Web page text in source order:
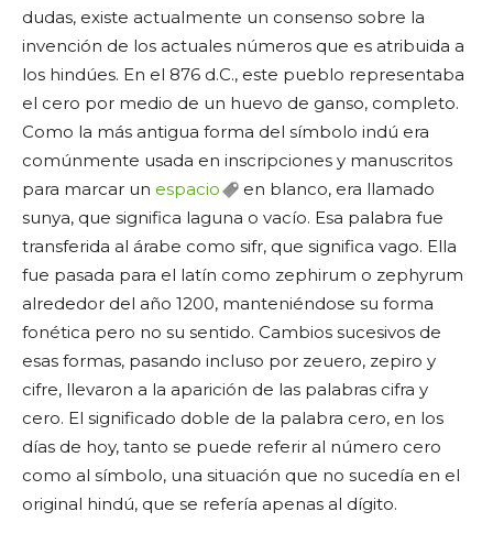
dudas, existe actualmente un consenso sobre la
invención de los actuales números que es atribuida a
los hindúes. En el 876 d.C., este pueblo representaba
el cero por medio de un huevo de ganso, completo.
Como la más antigua forma del símbolo indú era
comúnmente usada en inscripciones y manuscritos
para marcar un espacio
en blanco, era llamado
sunya, que significa laguna o vacío. Esa palabra fue
transferida al árabe como sifr, que significa vago. Ella
fue pasada para el latín como zephirum o zephyrum
alrededor del año 1200, manteniéndose su forma
fonética pero no su sentido. Cambios sucesivos de
esas formas, pasando incluso por zeuero, zepiro y
cifre, llevaron a la aparición de las palabras cifra y
cero. El significado doble de la palabra cero, en los
días de hoy, tanto se puede referir al número cero
como al símbolo, una situación que no sucedía en el
original hindú, que se refería apenas al dígito.